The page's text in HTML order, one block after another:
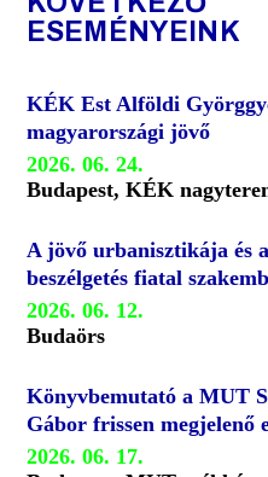
ESEMÉNYEINK
KÉK Est Alföldi
magyarországi jövő
2026. 06. 24.
Budapest, KÉK
A jövő urbanisztikája és
beszélgetés fiatal
2026. 06. 12.
Budaörs
Könyvbemutató a MUT
Gábor frissen megjelenő
2026. 06. 17.